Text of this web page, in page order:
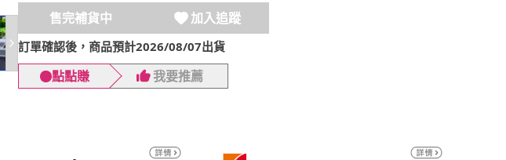
售完補貨中 加入追蹤
訂單確認後，商品預計2026/08/07出貨
點點賺 我要推薦